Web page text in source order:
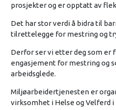
prosjekter og er opptatt av
Det har stor verdi å bidra til
tilrettelegge for mestring og
Derfor ser vi etter deg som er
engasjement for mestring og
arbeidsglede.
Miljøarbeidertjenesten er
virksomhet i Helse og Velferd